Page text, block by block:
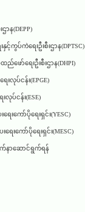
ာန(DEPP)
ကွပ်ကဲရေးဦးစီးဌာန(DPTSC)
ော်ရေးဦးစီးဌာန(DHPI)
လုပ်ငန်း(EPGE)
လုပ်ငန်း(ESE)
းကော်ပိုရေးရှင်း(YESC)
ေးကော်ပိုရေးရှင်း(MESC)
က်နာဆောင်ရွက်ရန်